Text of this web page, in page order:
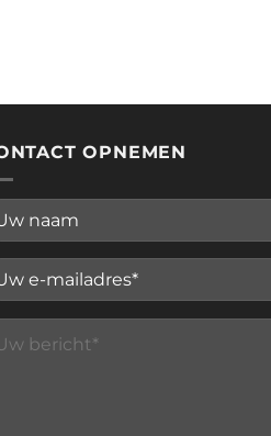
OPNEMEN
leave this field empty.